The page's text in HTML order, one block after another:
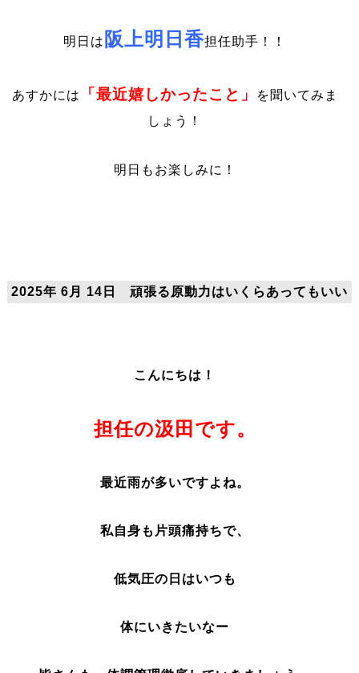
明日は 阪上明日香担任助手！！
あすかには 「最近嬉しかったこと」
を聞いてみま
しょう！
明日もお楽しみに！
2025年 6月 14日 頑張る原動力はいくらあってもいい
こんにちは！
担任の汲田です。
最近雨が多いですよね。
私自身も片頭痛持ちで、
低気圧の日はいつも
体にいきたいなー